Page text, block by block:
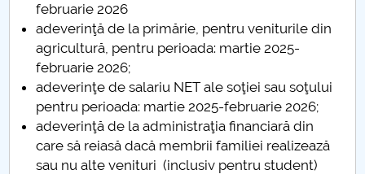
Université pour la communauté
Études doctorales
Comisie de etica unversitară
Evenimente CUP
februarie 2026
adeverinţă de la primărie, pentru veniturile din
agricultură, pentru perioada: martie 2025-
februarie 2026;
adeverinţe de salariu NET ale soţiei sau soţului
pentru perioada: martie 2025-februarie 2026;
adeverinţă de la administraţia financiară din
care să reiasă dacă membrii familiei realizează
sau nu alte venituri (inclusiv pentru student)